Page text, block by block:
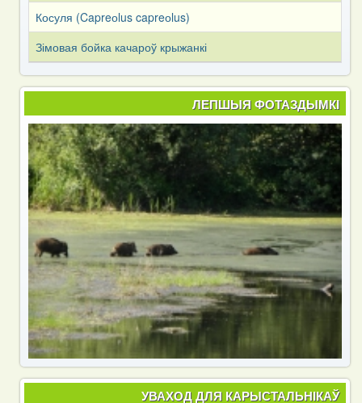
Косуля (Capreоlus capreоlus)
Зімовая бойка качароў крыжанкі
ЛЕПШЫЯ ФОТАЗДЫМКІ
УВАХОД ДЛЯ КАРЫСТАЛЬНІКАЎ